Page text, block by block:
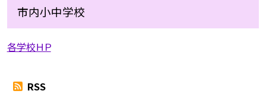
市内小中学校
各学校ＨＰ
RSS